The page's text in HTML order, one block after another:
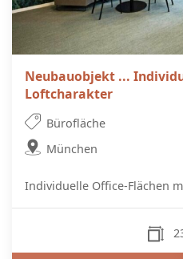
Neubauobjekt ...
Loftcharakter
Bürofläche
München
Individuelle Office-Flächen